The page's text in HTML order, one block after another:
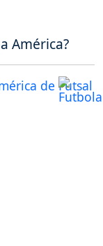
América?